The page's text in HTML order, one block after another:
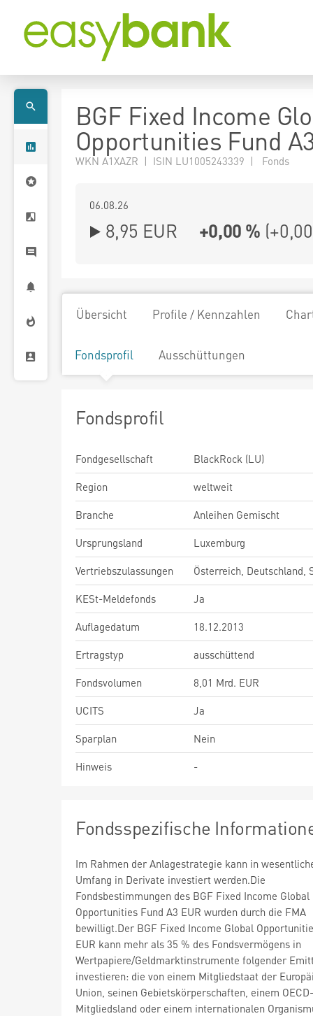
BGF Fixed Income
Opportunities Fund
WKN A1XAZR | ISIN LU1005243339 | Fonds
06.08.26
8,95 EUR +0,00 % (+0,00
Übersicht Profile / Kennzahlen
Fondsprofil Ausschüttungen
Fondsprofil
Fondgesellschaft
BlackRock (LU)
Region
weltweit
Branche
Anleihen Gemischt
Ursprungsland
Luxemburg
Vertriebszulassungen
Österreich, Deutschland,
KESt-Meldefonds
Ja
Auflagedatum
18.12.2013
Ertragstyp
ausschüttend
Fondsvolumen
8,01 Mrd. EUR
UCITS
Ja
Sparplan
Nein
Hinweis
-
Fondsspezifische
Im Rahmen der Anlagestrategie kann in
Umfang in Derivate investiert werden.Die
Fondsbestimmungen des BGF Fixed Income Global
Opportunities Fund A3 EUR wurden durch die FMA
bewilligt.Der BGF Fixed Income Global
EUR kann mehr als 35 % des Fondsvermögens in
Wertpapiere/Geldmarktinstrumente folgender
investieren: die von einem Mitgliedstaat der
Union, seinen Gebietskörperschaften, einem OECD-
Mitgliedsland oder einem internationalen